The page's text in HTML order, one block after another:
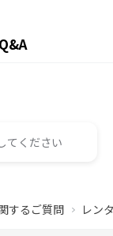
Q&A
するご質問 レン